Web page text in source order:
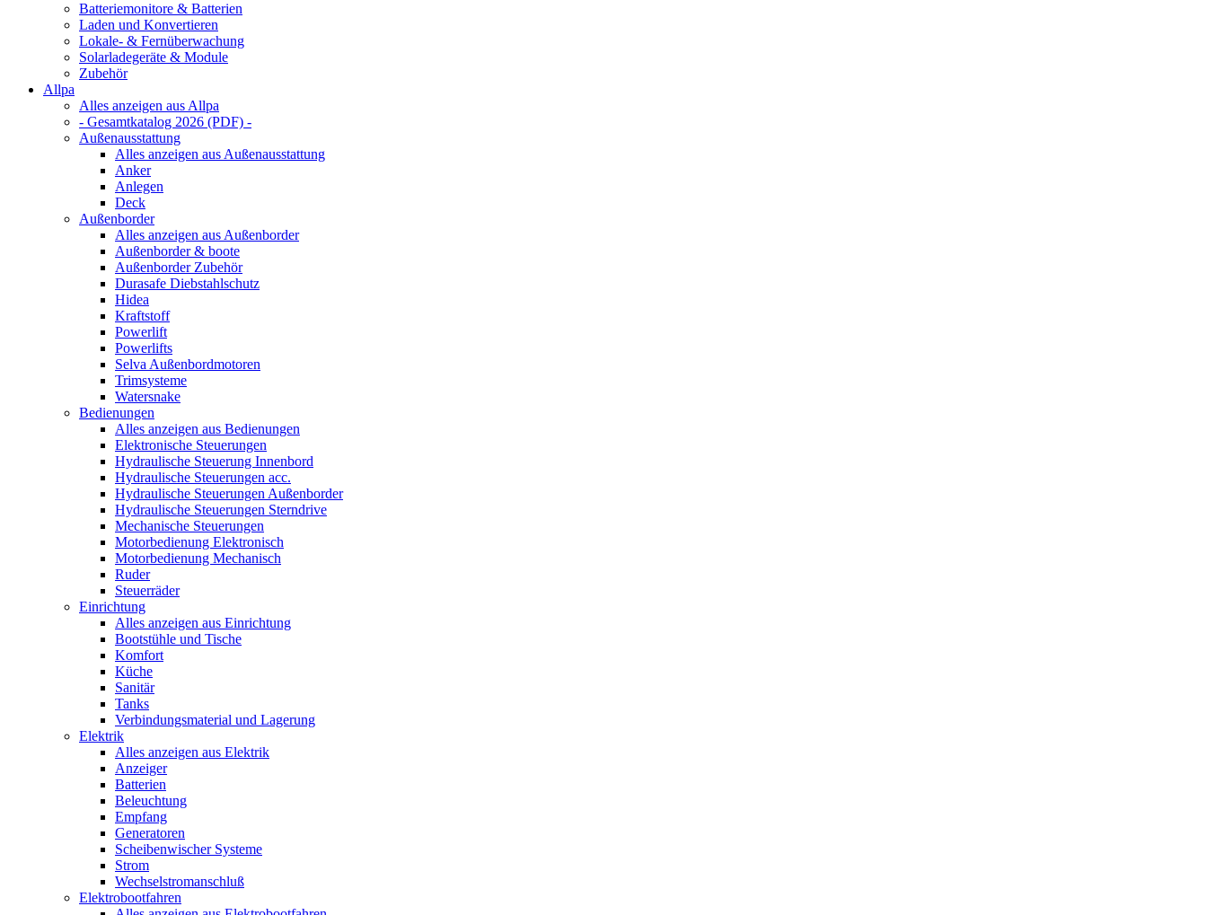
Batteriemonitore & Batterien
Laden und Konvertieren
Lokale- & Fernüberwachung
Solarladegeräte & Module
Zubehör
Allpa
Alles anzeigen aus Allpa
- Gesamtkatalog 2026 (PDF) -
Außenausstattung
Alles anzeigen aus Außenausstattung
Anker
Anlegen
Deck
Außenborder
Alles anzeigen aus Außenborder
Außenborder & boote
Außenborder Zubehör
Durasafe Diebstahlschutz
Hidea
Kraftstoff
Powerlift
Powerlifts
Selva Außenbordmotoren
Trimsysteme
Watersnake
Bedienungen
Alles anzeigen aus Bedienungen
Elektronische Steuerungen
Hydraulische Steuerung Innenbord
Hydraulische Steuerungen acc.
Hydraulische Steuerungen Außenborder
Hydraulische Steuerungen Sterndrive
Mechanische Steuerungen
Motorbedienung Elektronisch
Motorbedienung Mechanisch
Ruder
Steuerräder
Einrichtung
Alles anzeigen aus Einrichtung
Bootstühle und Tische
Komfort
Küche
Sanitär
Tanks
Verbindungsmaterial und Lagerung
Elektrik
Alles anzeigen aus Elektrik
Anzeiger
Batterien
Beleuchtung
Empfang
Generatoren
Scheibenwischer Systeme
Strom
Wechselstromanschluß
Elektrobootfahren